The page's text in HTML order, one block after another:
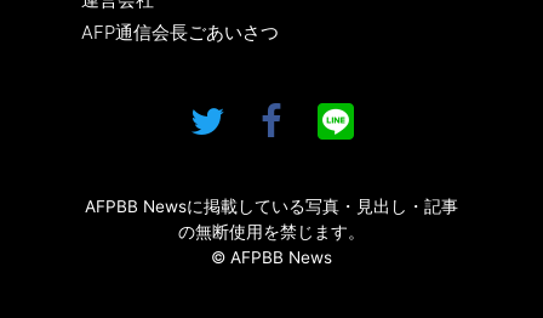
AFP通信会長ごあいさつ
AFPBB Newsに掲載している写真・見出し・記事
の無断使用を禁じます。
© AFPBB News